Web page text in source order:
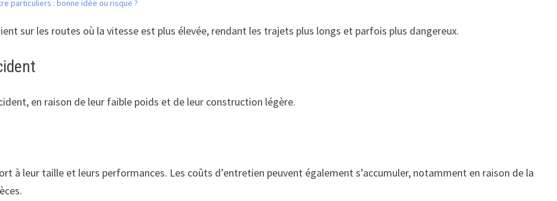
particuliers : bonne idée ou risque ?
sur les routes où la vitesse est plus élevée, rendant les trajets plus longs et parfois plus dangereux.
en raison de leur faible poids et de leur construction légère.
à leur taille et leurs performances. Les coûts d’entretien peuvent également s’accumuler, notamment en raison de la